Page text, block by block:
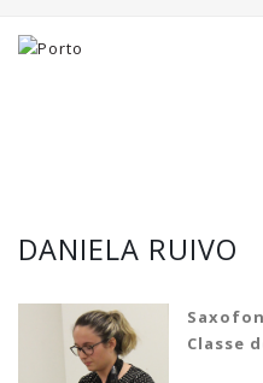
DANIELA RUIVO
Classe